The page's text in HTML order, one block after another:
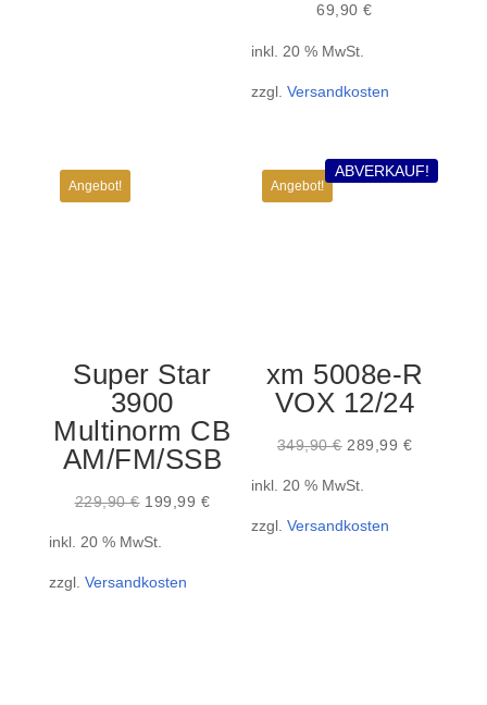
69,90€
inkl. 20 % MwSt.
zzgl.Versandkosten
Angebot!
Super Star
3900
Multinorm CB
AM/FM/SSB
229,90€ Ursprünglicher
229,90 €
199,99 €Aktueller
inkl. 20 % MwSt.
zzgl. Versandkosten
Angebot!
ABVERKAUF!
xm 5008e-R
VOX 12/24
349,90€ Ursprünglicher
349,90 €
289,99 €Aktueller
inkl. 20 % MwSt.
zzgl.Versandkosten